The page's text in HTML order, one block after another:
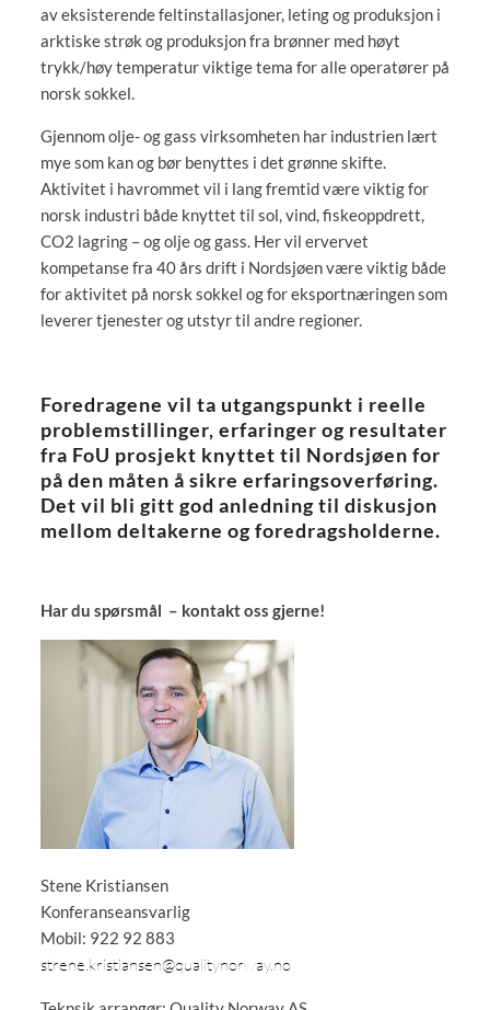
av eksisterende feltinstallasjoner, leting og produksjon i
arktiske strøk og produksjon fra brønner med høyt
trykk/høy temperatur viktige tema for alle operatører på
norsk sokkel.
Gjennom olje- og gass virksomheten har industrien lært
mye som kan og bør benyttes i det grønne skifte.
Aktivitet i havrommet vil i lang fremtid være viktig for
norsk industri både knyttet til sol, vind, fiskeoppdrett,
CO2 lagring – og olje og gass. Her vil ervervet
kompetanse fra 40 års drift i Nordsjøen være viktig både
for aktivitet på norsk sokkel og for eksportnæringen som
leverer tjenester og utstyr til andre regioner.
Foredragene vil ta utgangspunkt i reelle
problemstillinger, erfaringer og resultater
fra FoU prosjekt knyttet til Nordsjøen for
på den måten å sikre erfaringsoverføring.
Det vil bli gitt god anledning til diskusjon
mellom deltakerne og foredragsholderne.
Har du spørsmål – kontakt oss gjerne!
Stene Kristiansen
Konferanseansvarlig
Mobil: 922 92 883
strene.kristiansen@qualitynorway.no